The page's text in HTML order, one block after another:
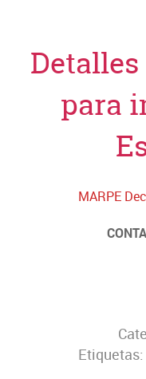
para
MARPE
Etiquetas: